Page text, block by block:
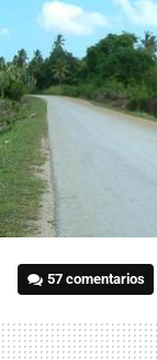
57 comentarios